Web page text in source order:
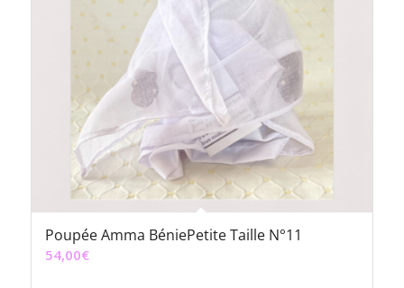
Poupée Amma BéniePetite Taille N°11
54,00€